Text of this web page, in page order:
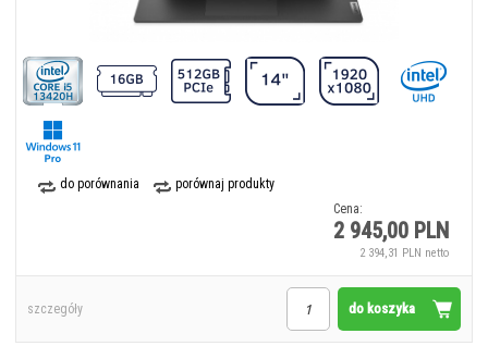
do porównania
porównaj produkty
Cena:
2 945,00 PLN
2 394,31 PLN netto
do koszyka
szczegóły